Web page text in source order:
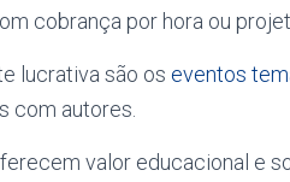
cobrança por hora ou
lucrativa são os eventos
com autores.
valor educacional e